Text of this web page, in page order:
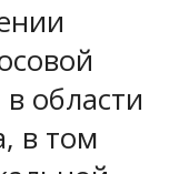
области
в том